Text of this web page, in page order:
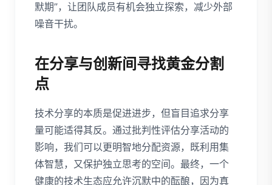
默期”，让团队成员有机会独立探索，减少外部
噪音干扰。
在分享与创新间寻找黄金分割
点
技术分享的本质是促进进步，但盲目追求分享
量可能适得其反。通过批判性评估分享活动的
影响，我们可以更明智地分配资源，既利用集
体智慧，又保护独立思考的空间。最终，一个
健康的技术生态应允许沉默中的酝酿，因为真